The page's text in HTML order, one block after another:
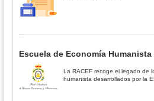
Escuela de Economía
La RACEF recoge el legado de
humanista desarrollados por la